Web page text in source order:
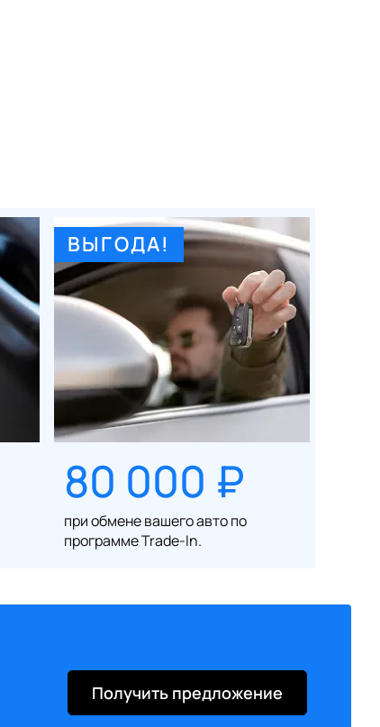
ВЫГОДА!
80 000 ₽
при обмене вашего авто по
программе Trade-In.
Получить предложение